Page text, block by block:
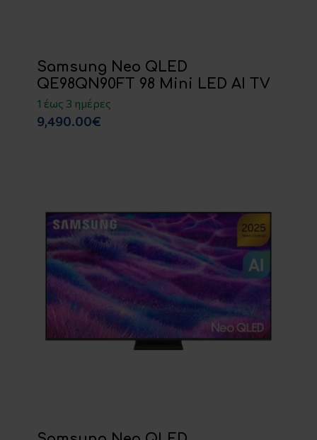
Samsung Neo QLED
QE98QN90FT 98 Mini LED AI TV
1 έως 3 ημέρες
9,490.00€